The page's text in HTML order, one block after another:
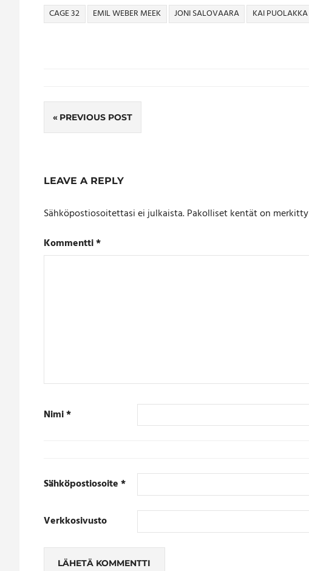
CAGE 32 EMIL WEBER MEEK JONI SALOVAARA KAI PUOLAKKA
PREVIOUS POST
LEAVE A REPLY
Sähköpostiosoitettasi ei julkaista.Pakolliset kentät on merkitty
Kommentti*
Nimi*
Sähköpostiosoite*
Verkkosivusto